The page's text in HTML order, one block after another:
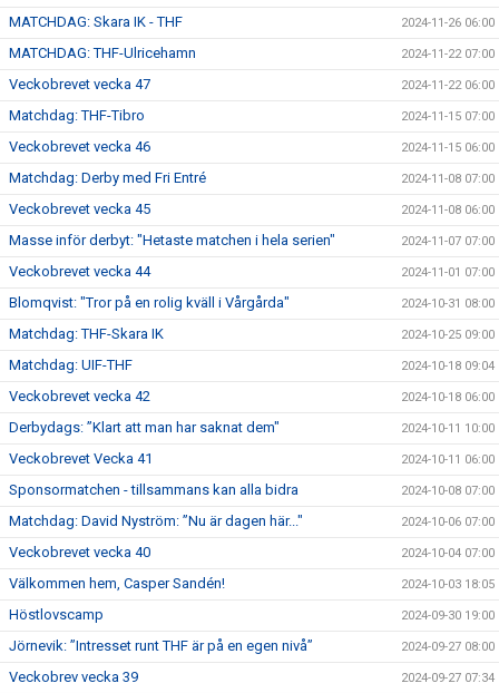
MATCHDAG: Skara IK - THF 2024-11-26 06:00
MATCHDAG: THF-Ulricehamn 2024-11-22 07:00
Veckobrevet vecka 47 2024-11-22 06:00
Matchdag: THF-Tibro 2024-11-15 07:00
Veckobrevet vecka 46 2024-11-15 06:00
Matchdag: Derby med Fri Entré 2024-11-08 07:00
Veckobrevet vecka 45 2024-11-08 06:00
Masse inför derbyt: "Hetaste matchen i hela serien" 2024-11-07 07:00
Veckobrevet vecka 44 2024-11-01 07:00
Blomqvist: "Tror på en rolig kväll i Vårgårda" 2024-10-31 08:00
Matchdag: THF-Skara IK 2024-10-25 09:00
Matchdag: UIF-THF 2024-10-18 09:04
Veckobrevet vecka 42 2024-10-18 06:00
Derbydags: ”Klart att man har saknat dem" 2024-10-11 10:00
Veckobrevet Vecka 41 2024-10-11 06:00
Sponsormatchen - tillsammans kan alla bidra 2024-10-08 07:00
Matchdag: David Nyström: ”Nu är dagen här..." 2024-10-06 07:00
Veckobrevet vecka 40 2024-10-04 07:00
Välkommen hem, Casper Sandén! 2024-10-03 18:05
Höstlovscamp 2024-09-30 19:00
Jörnevik: ”Intresset runt THF är på en egen nivå” 2024-09-27 08:00
Veckobrev vecka 39 2024-09-27 07:34